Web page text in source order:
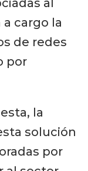
al
cargo la
de redes
por
la
solución
por